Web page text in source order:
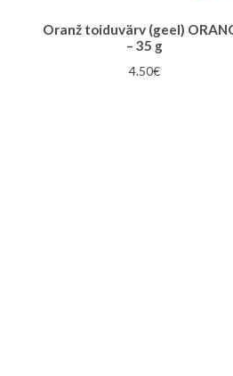
Oranž toiduvärv (geel)
– 35 g
4.50€